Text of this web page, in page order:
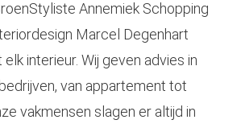
Annemiek Schopping
Marcel Degenhart
elk interieur. Wij geven advies in
bedrijven, van appartement tot
vakmensen slagen er altijd in